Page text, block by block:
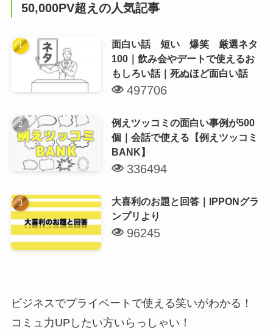
50,000PV超えの人気記事
面白い話 短い 爆笑 厳選ネタ
100｜飲み会やデートで使えるお
もしろい話｜死ぬほど面白い話
497706
例えツッコミの面白い事例が500
個｜会話で使える【例えツッコミ
BANK】
336494
大喜利のお題と回答｜IPPONグラ
ンプリより
96245
ビジネスでプライベートで使える笑いがわかる！
コミュ力UPしたい方いらっしゃい！